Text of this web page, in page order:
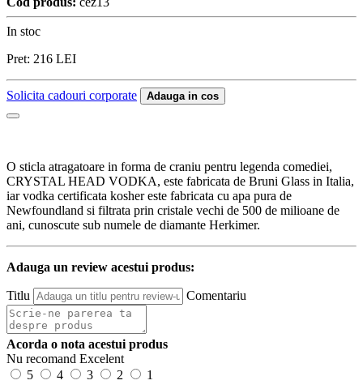
In stoc
Pret: 216 LEI
Solicita cadouri corporate Adauga in cos
O sticla atragatoare in forma de craniu pentru legenda comediei,
CRYSTAL HEAD VODKA, este fabricata de Bruni Glass in Italia,
iar vodka certificata kosher este fabricata cu apa pura de
Newfoundland si filtrata prin cristale vechi de 500 de milioane de
ani, cunoscute sub numele de diamante Herkimer.
Adauga un review acestui produs:
Titlu Comentariu
Acorda o nota acestui produs
Nu recomand Excelent
5
4 3 2 1